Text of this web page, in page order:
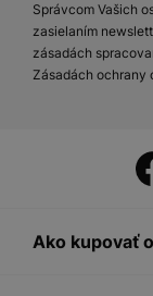
Správcom Vašich
zasielaním
zásadách
Zásadách ochrany
Ako kupovať